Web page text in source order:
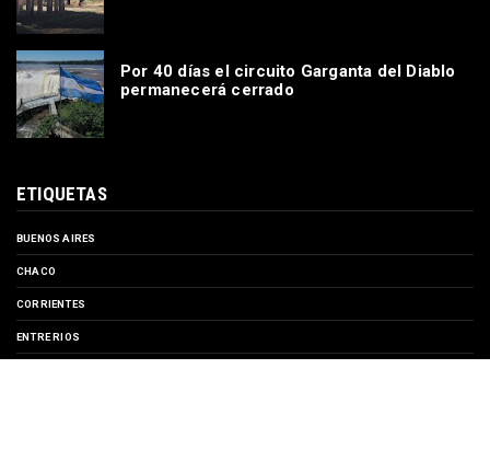
Por 40 días el circuito Garganta del Diablo
permanecerá cerrado
ETIQUETAS
BUENOS AIRES
CHACO
CORRIENTES
ENTRE RIOS